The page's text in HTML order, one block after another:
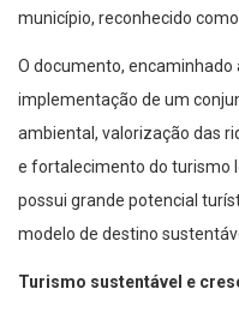
implementação de um
ambiental, valorização das
e fortalecimento do turismo
possui grande potencial
modelo de destino